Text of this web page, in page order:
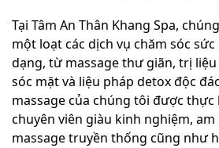
Tại Tâm An Thân Khang Spa,
một loạt các dịch vụ chăm sóc
dạng, từ massage thư giãn, trị
sóc mặt và liệu pháp detox độc
massage của chúng tôi được
chuyên viên giàu kinh nghiệm,
massage truyền thống cũng như